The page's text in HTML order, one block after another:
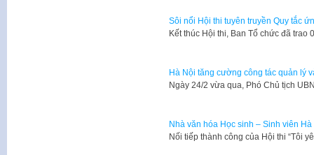
Sôi nổi Hội thi tuyên truyền Quy tắc
Kết thúc Hội thi, Ban Tổ chức đã
Hà Nội tăng cường công tác quản lý
Ngày 24/2 vừa qua, Phó Chủ tịch
Nhà văn hóa Học sinh – Sinh viên
​Nối tiếp thành công của Hội thi “Tôi